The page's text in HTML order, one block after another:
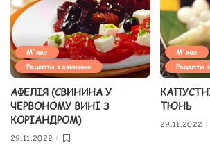
М'ясо
Рецепти з свинини
АФЕЛІЯ (СВИНИНА У
ЧЕРВОНОМУ ВИНІ З
КОРІАНДРОМ)
29.11.2022
М'ясо
Рецепти
ТЮНЬ
29.11.2022